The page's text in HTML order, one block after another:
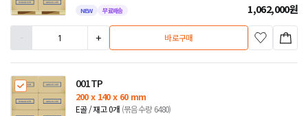
NEW 무료배송 1,062,000원
-
+ 바로구매
001TP
200 x 140 x 60 mm
E골 / 재고 0개 (묶음수량 6480)